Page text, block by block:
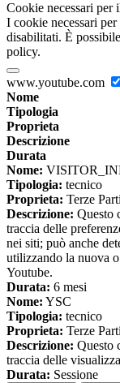
Cookie necessari per
I cookie necessari
disabilitati. È
policy.
www.youtube.com
Nome
Tipologia
Proprieta
Descrizione
Durata
Nome:
Tipologia: tecnico
Proprieta: Terze
Descrizione: Questo
traccia delle
nei siti; può anche
utilizzando la nuova
Youtube.
Durata: 6 mesi
Nome: YSC
Tipologia: tecnico
Proprieta: Terze
Descrizione: Questo
traccia delle
Durata: Sessione